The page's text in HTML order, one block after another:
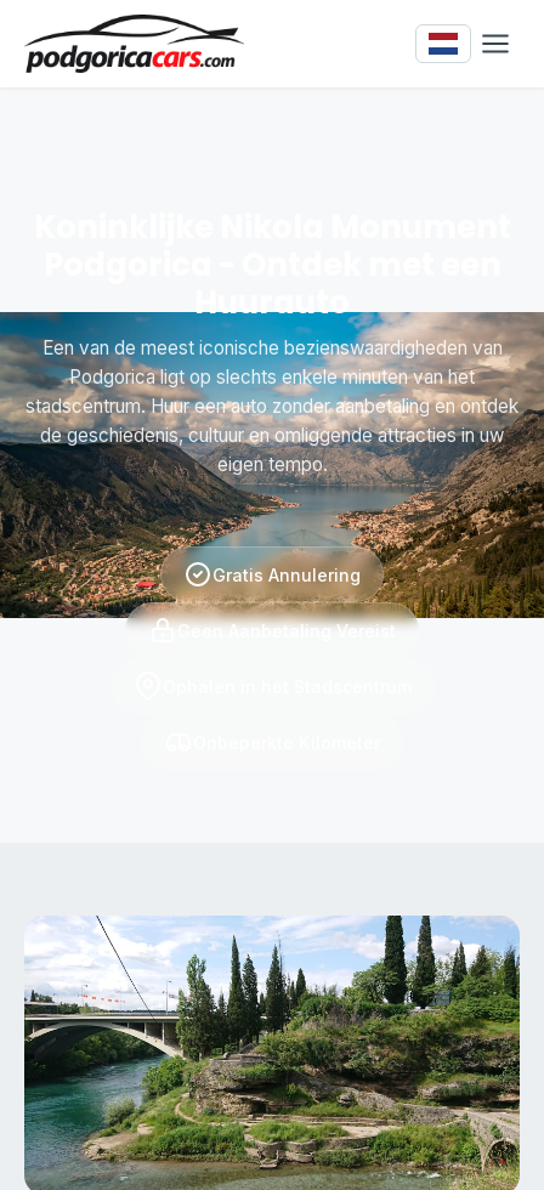
Huurauto
Een van de meest iconische bezienswaardigheden van
Podgorica ligt op slechts enkele minuten van het
stadscentrum. Huur een auto zonder aanbetaling en ontdek
de geschiedenis, cultuur en omliggende attracties in uw
eigen tempo.
Gratis Annulering
Geen Aanbetaling Vereist